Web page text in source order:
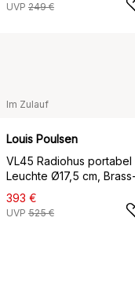
UVP 249 €
Im Zulauf
Louis Poulsen
VL45 Radiohus portabel
Leuchte Ø17,5 cm,
rose glass
393 €
UVP 525 €